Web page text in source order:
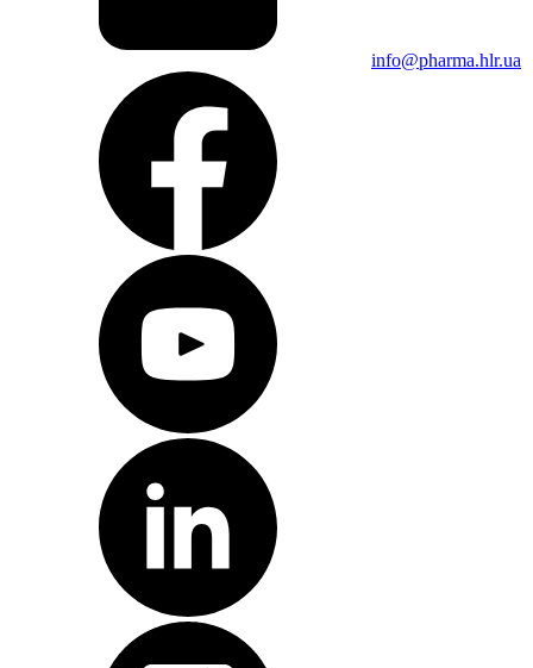
Тестер точки разрыва ампул
Хроматография
Расходные материалы для хроматографии
Тонкослойная хроматография
Жидкостная хроматография
Газовая хроматография
info@pharma.hlr.ua